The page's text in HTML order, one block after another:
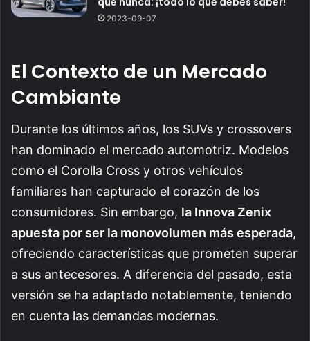
2023-09-07
El Contexto de un Mercado
Cambiante
Durante los últimos años, los SUVs y crossovers
han dominado el mercado automotriz. Modelos
como el Corolla Cross y otros vehículos
familiares han capturado el corazón de los
consumidores. Sin embargo, la Innova Zenix
apuesta por ser la monovolumen más esperada,
ofreciendo características que prometen superar
a sus antecesores. A diferencia del pasado, esta
versión se ha adaptado notablemente, teniendo
en cuenta las demandas modernas.